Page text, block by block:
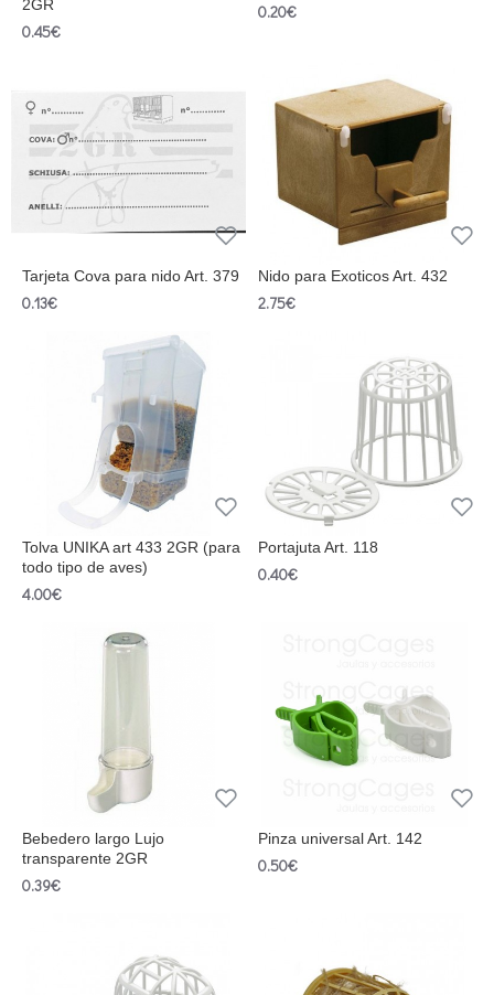
2GR
0.45€
0.20€
Tarjeta Cova para nido Art. 379
0.13€
Nido para Exoticos Art. 432
2.75€
Tolva UNIKA art 433 2GR (para
todo tipo de aves)
4.00€
Portajuta Art. 118
0.40€
Bebedero largo Lujo
transparente 2GR
0.39€
Pinza universal Art. 142
0.50€